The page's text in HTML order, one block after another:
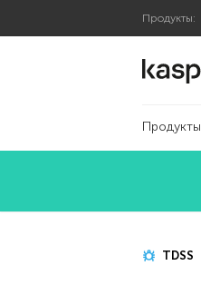
Продукты:
Продукты
TDSS